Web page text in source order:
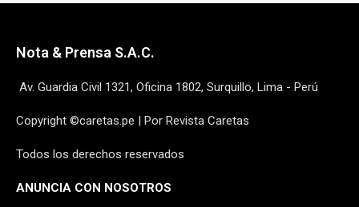
Nota & Prensa S.A.C.
Av. Guardia Civil 1321, Oficina 1802, Surquillo, Lima - Perú
Copyright ©caretas.pe | Por Revista Caretas
Todos los derechos reservados
ANUNCIA CON NOSOTROS